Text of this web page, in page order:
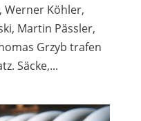
Köhler,
Martin Pässler,
Grzyb trafen
Säcke,...